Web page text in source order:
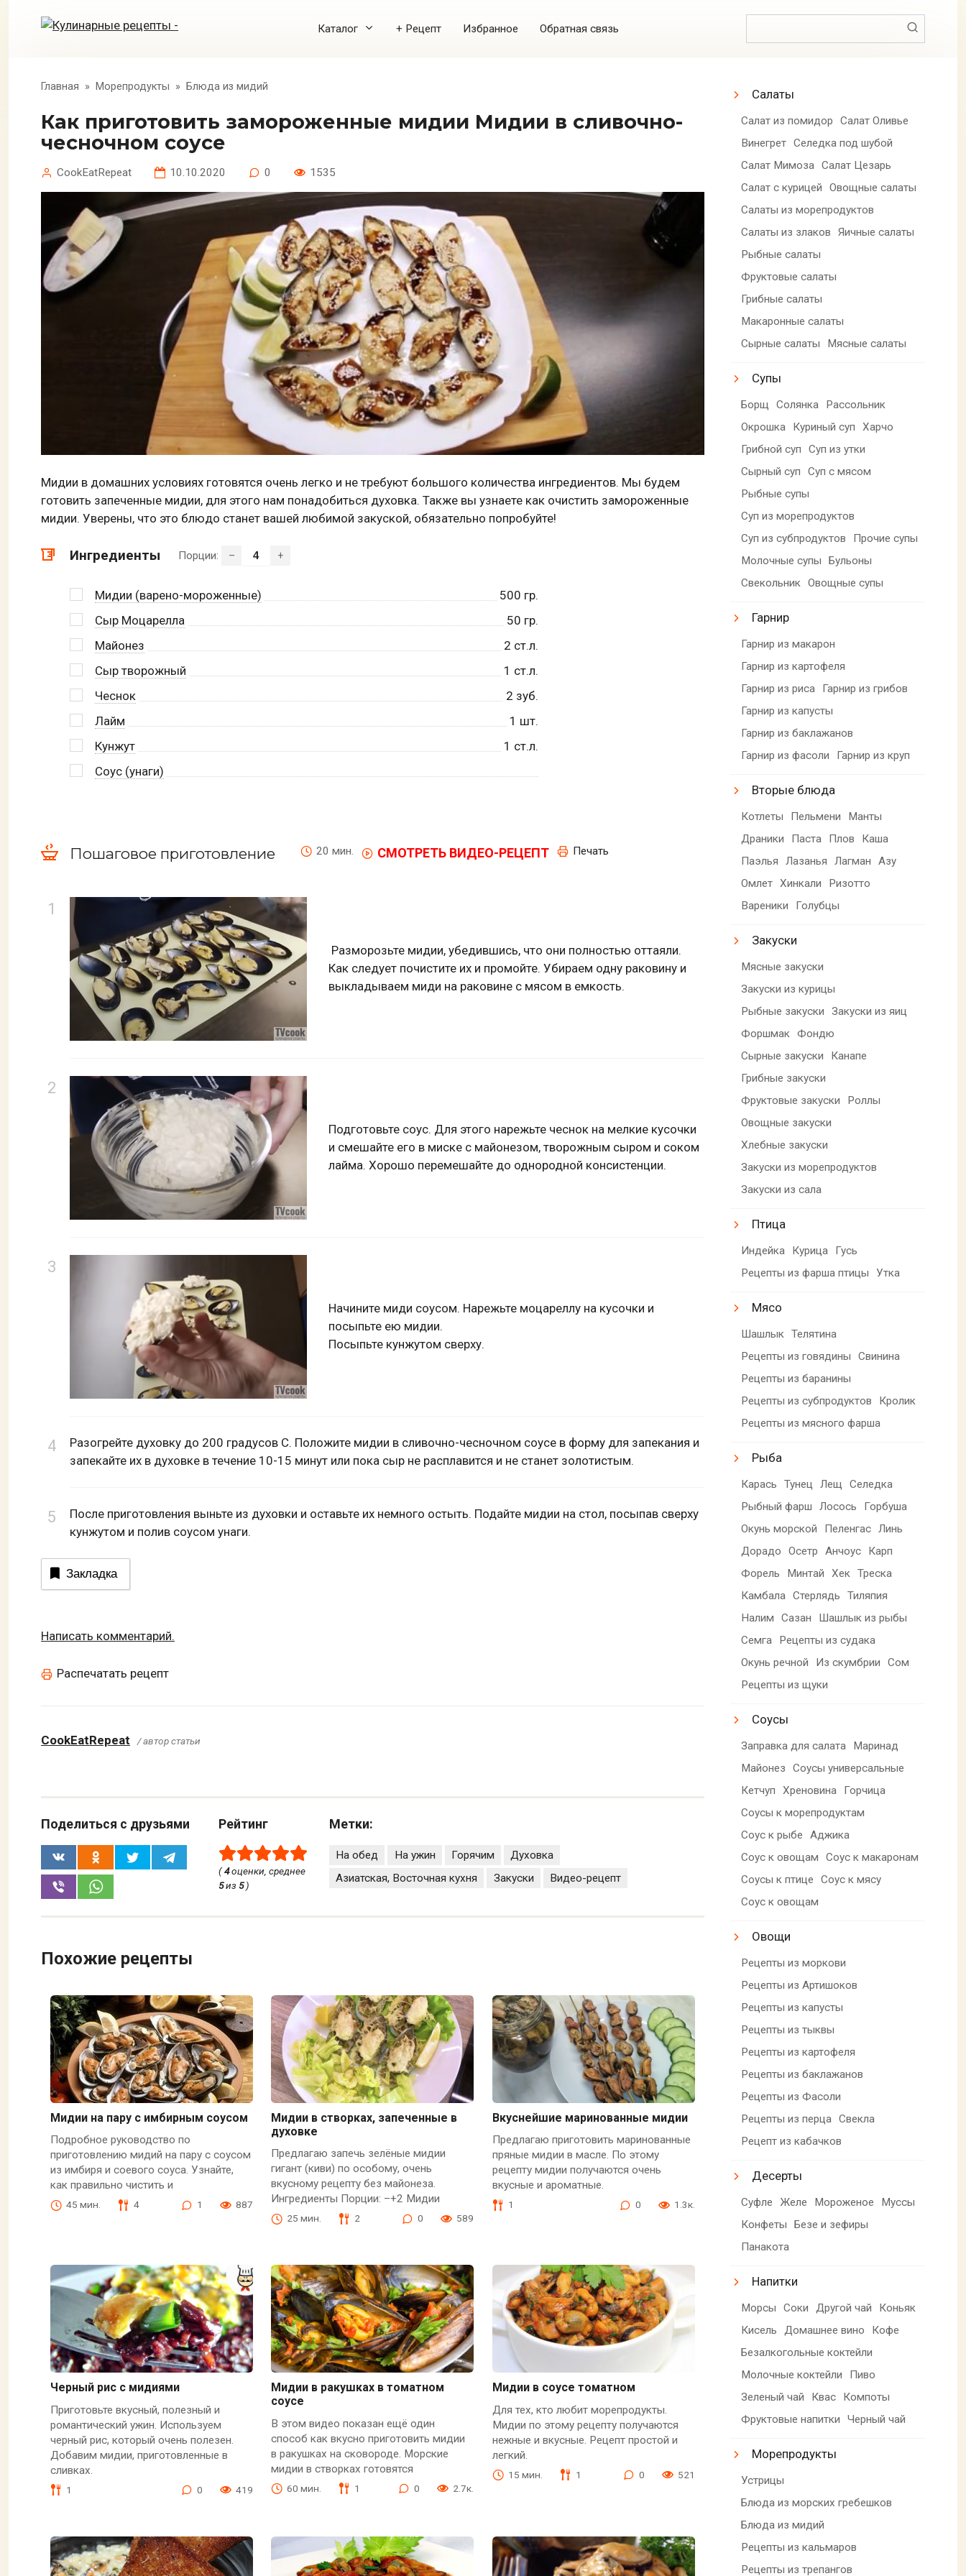
Каталог + Рецепт Избранное Обратная связь
Главная » Морепродукты » Блюда из мидий
Как приготовить замороженные мидии Мидии в сливочно-
чесночном соусе
CookEatRepeat 10.10.2020 0 1535
Мидии в домашних условиях готовятся очень легко и не требуют большого количества ингредиентов. Мы будем
готовить запеченные мидии, для этого нам понадобиться духовка. Также вы узнаете как очистить замороженные
мидии. Уверены, что это блюдо станет вашей любимой закуской, обязательно попробуйте!
Ингредиенты Порции: – +
Мидии (варено-мороженные) 500 гр.
Сыр Моцарелла
50 гр.
Майонез
2 ст.л.
Сыр творожный
1 ст.л.
Чеснок
2 зуб.
Лайм
1 шт.
Кунжут
1 ст.л.
Соус (унаги)
Пошаговое приготовление 20 мин. СМОТРЕТЬ ВИДЕО-РЕЦЕПТ Печать
Разморозьте мидии, убедившись, что они полностью оттаяли.
Как следует почистите их и промойте. Убираем одну раковину и
выкладываем миди на раковине с мясом в емкость.
Подготовьте соус. Для этого нарежьте чеснок на мелкие кусочки
и смешайте его в миске с майонезом, творожным сыром и соком
лайма. Хорошо перемешайте до однородной консистенции.
Начините миди соусом. Нарежьте моцареллу на кусочки и
посыпьте ею мидии.
Посыпьте кунжутом сверху.
Разогрейте духовку до 200 градусов С. Положите мидии в сливочно-чесночном соусе в форму для запекания и
запекайте их в духовке в течение 10-15 минут или пока сыр не расплавится и не станет золотистым.
После приготовления выньте из духовки и оставьте их немного остыть. Подайте мидии на стол, посыпав сверху
кунжутом и полив соусом унаги.
Закладка
Написать комментарий.
Распечатать рецепт
CookEatRepeat / автор статьи
Поделиться с друзьями Рейтинг
(4оценки, среднее
5из 5)
Метки:
На обед На ужин Горячим
Духовка
Азиатская, Восточная кухня
Закуски Видео-рецепт
Похожие рецепты
Мидии на пару с имбирным соусом
Подробное руководство по
приготовлению мидий на пару с соусом
из имбиря и соевого соуса. Узнайте,
как правильно чистить и
45 мин. 4 1 887
Мидии в створках, запеченные в
духовке
Предлагаю запечь зелёные мидии
гигант (киви) по особому, очень
вкусному рецепту без майонеза.
Ингредиенты Порции: –+2 Мидии
25 мин. 2 0 589
Вкуснейшие маринованные мидии
Предлагаю приготовить маринованные
пряные мидии в масле. По этому
рецепту мидии получаются очень
вкусные и ароматные.
1 0 1.3к.
Черный рис с мидиями
Приготовьте вкусный, полезный и
романтический ужин. Используем
черный рис, который очень полезен.
Добавим мидии, приготовленные в
сливках.
1 0 419
Мидии в ракушках в томатном
соусе
В этом видео показан ещё один
способ как вкусно приготовить мидии
в ракушках на сковороде. Морские
мидии в створках готовятся
60 мин. 1 0 2.7к.
Мидии в соусе томатном
Для тех, кто любит морепродукты.
Мидии по этому рецепту получаются
нежные и вкусные. Рецепт простой и
легкий.
15 мин. 1 0 521
Салаты
Салат из помидор
Салат Оливье
Винегрет Селедка под шубой
Салат Мимоза Салат Цезарь
Салат с курицей
Овощные салаты
Салаты из морепродуктов
Салаты из злаков
Яичные салаты
Рыбные салаты
Фруктовые салаты
Грибные салаты
Макаронные салаты
Сырные салаты
Мясные салаты
Супы
Борщ Солянка
Рассольник
Окрошка
Куриный суп
Харчо
Грибной суп
Суп из утки
Сырный суп
Суп с мясом
Рыбные супы
Суп из морепродуктов
Суп из субпродуктов
Прочие супы
Молочные супы
Бульоны
Свекольник Овощные супы
Гарнир
Гарнир из макарон
Гарнир из картофеля
Гарнир из риса
Гарнир из грибов
Гарнир из капусты
Гарнир из баклажанов
Гарнир из фасоли
Гарнир из круп
Вторые блюда
Котлеты Пельмени
Манты
Драники
Паста Плов
Каша
Паэлья
Лазанья Лагман
Азу
Омлет Хинкали
Ризотто
Вареники
Голубцы
Закуски
Мясные закуски
Закуски из курицы
Рыбные закуски
Закуски из яиц
Форшмак Фондю
Сырные закуски
Канапе
Грибные закуски
Фруктовые закуски
Роллы
Овощные закуски
Хлебные закуски
Закуски из морепродуктов
Закуски из сала
Птица
Индейка Курица
Гусь
Рецепты из фарша птицы
Утка
Мясо
Шашлык Телятина
Рецепты из говядины
Свинина
Рецепты из баранины
Рецепты из субпродуктов
Кролик
Рецепты из мясного фарша
Рыба
Карась Тунец Лещ
Селедка
Рыбный фарш
Лосось
Горбуша
Окунь морской
Пеленгас Линь
Дорадо
Осетр Анчоус
Карп
Форель
Минтай Хек Треска
Камбала Стерлядь
Тиляпия
Налим
Сазан
Шашлык из рыбы
Семга
Рецепты из судака
Окунь речной
Из скумбрии
Сом
Рецепты из щуки
Соусы
Заправка для салата
Маринад
Майонез
Соусы универсальные
Кетчуп
Хреновина
Горчица
Соусы к морепродуктам
Соус к рыбе
Аджика
Соус к овощам
Соус к макаронам
Соусы к птице
Соус к мясу
Соус к овощам
Овощи
Рецепты из моркови
Рецепты из Артишоков
Рецепты из капусты
Рецепты из тыквы
Рецепты из картофеля
Рецепты из баклажанов
Рецепты из Фасоли
Рецепты из перца Свекла
Рецепт из кабачков
Десерты
Суфле Желе Мороженое
Муссы
Конфеты
Безе и зефиры
Панакота
Напитки
Морсы Соки Другой чай
Коньяк
Кисель
Домашнее вино
Кофе
Безалкогольные коктейли
Молочные коктейли
Пиво
Зеленый чай
Квас
Компоты
Фруктовые напитки
Черный чай
Морепродукты
Устрицы
Блюда из морских гребешков
Блюда из мидий
Рецепты из кальмаров
Рецепты из трепангов